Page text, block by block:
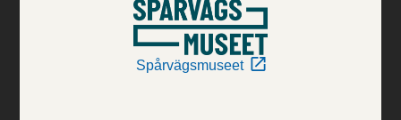
Spårvägsmuseet